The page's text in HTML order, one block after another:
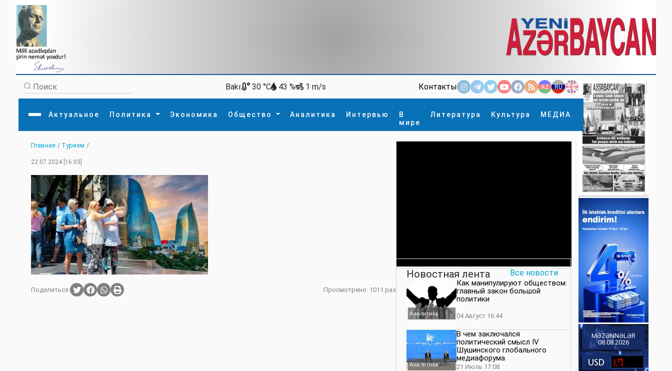
Bakı: 30 °C 43 % 1 m/s Контакты AZ RU EN
Актуальное Политика Экономика Общество Аналитика Интервью
В
мире
Литература Культура МЕДИА
×
Главная
Актуальное
Экономика
Аналитика
Культура
Интервью
Литература
МЕДИА
Внутренняя политикаНаука
Религия
Происшествие
Диаспора
Главная / Туризм /
22.07.2024 [16:03]
Поделиться: Просмотрено: 1011 раз
Новостная лента Все новости
Аналитика
Как манипулируют обществом:
главный закон большой
политики
04 Август 16:44
Аналитика
В чем заключался
политический смысл IV
Шушинского глобального
медиафорума
21 Июль 17:08
MƏZƏNNƏLƏR
08.08.2026
1.7